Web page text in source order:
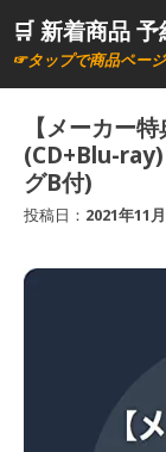
ン🛒 新着商品
☞タップで商品ペー
【メーカー
(CD+Blu-
グB付)
投稿日： 2021年11